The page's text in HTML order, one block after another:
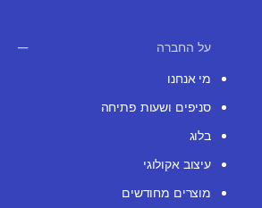
על החברה
מי אנחנו
סניפים ושעות פתיחה
בלוג
עיצוב אקולוגי
מוצרים מחודשים